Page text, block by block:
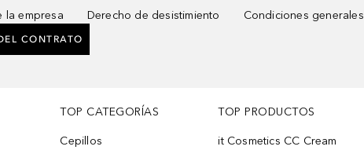
la empresa Derecho de desistimiento
Condiciones generales
CONTRATO
TOP CATEGORÍAS
Cepillos
TOP PRODUCTOS
it Cosmetics CC Cream